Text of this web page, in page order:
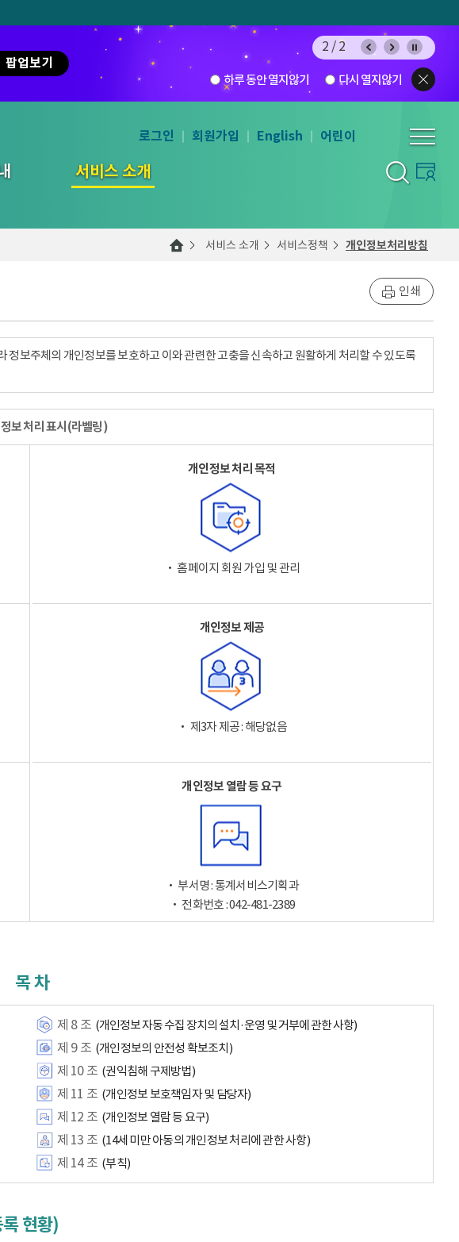
팝업보기
2/2
하루 동안 열지않기 다시 열지않기
서비스 소개
색
로그인 회원가입 English 어린이
서비스 소개 서비스정책 개인정보처리방침
인쇄
보주체의 개인정보를 보호하고 이와 관련한 고충을 신속하고 원활하게 처리할 수 있도록
보 처리 표시(라벨링)
개인정보 처리 목적
‧ 홈페이지 회원 가입 및 관리
개인정보 제공
‧ 제3자 제공 : 해당없음
개인정보 열람 등 요구
‧ 부서명 : 통계서비스기획과
‧ 전화번호 : 042-481-2389
목 차
제 8 조 (개인정보 자동 수집 장치의 설치·운영 및 거부에 관한 사항)
제 9 조 (개인정보의 안전성 확보조치)
제 10 조 (권익침해 구제방법)
제 11 조 (개인정보 보호책임자 및 담당자)
제 12 조 (개인정보 열람 등 요구)
제 13 조 (14세 미만 아동의 개인정보 처리에 관한 사항)
제 14 조 (부칙)
현황)